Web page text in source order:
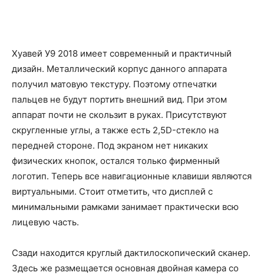
Хуавей У9 2018 имеет современный и практичный
дизайн. Металлический корпус данного аппарата
получил матовую текстуру. Поэтому отпечатки
пальцев не будут портить внешний вид. При этом
аппарат почти не скользит в руках. Присутствуют
скругленные углы, а также есть 2,5D-стекло на
передней стороне. Под экраном нет никаких
физических кнопок, остался только фирменный
логотип. Теперь все навигационные клавиши являются
виртуальными. Стоит отметить, что дисплей с
минимальными рамками занимает практически всю
лицевую часть.
Сзади находится круглый дактилоскопический сканер.
Здесь же размещается основная двойная камера со